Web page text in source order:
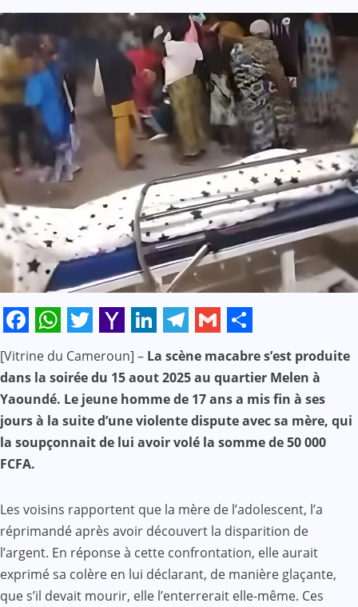
Facebook
WhatsApp
Twitter
Yahoo
Mail
LinkedIn
Telegram
GmailShare
[Vitrine du Cameroun] – La scène macabre s’est produite
dans la soirée du 15 aout 2025 au quartier Melen à
Yaoundé. Le jeune homme de 17 ans a mis fin à ses
jours à la suite d’une violente dispute avec sa mère, qui
la soupçonnait de lui avoir volé la somme de 50 000
FCFA.
Les voisins rapportent que la mère de l’adolescent, l’a
réprimandé après avoir découvert la disparition de
l’argent. En réponse à cette confrontation, elle aurait
exprimé sa colère en lui déclarant, de manière glaçante,
que s’il devait mourir, elle l’enterrerait elle-même. Ces